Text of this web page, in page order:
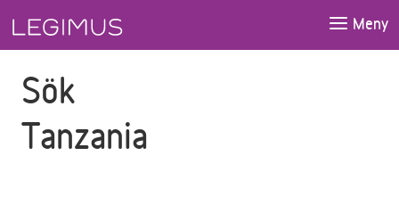
Meny
Sök
Tanzania